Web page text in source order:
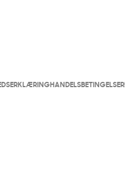
HANDELSBETINGELSER